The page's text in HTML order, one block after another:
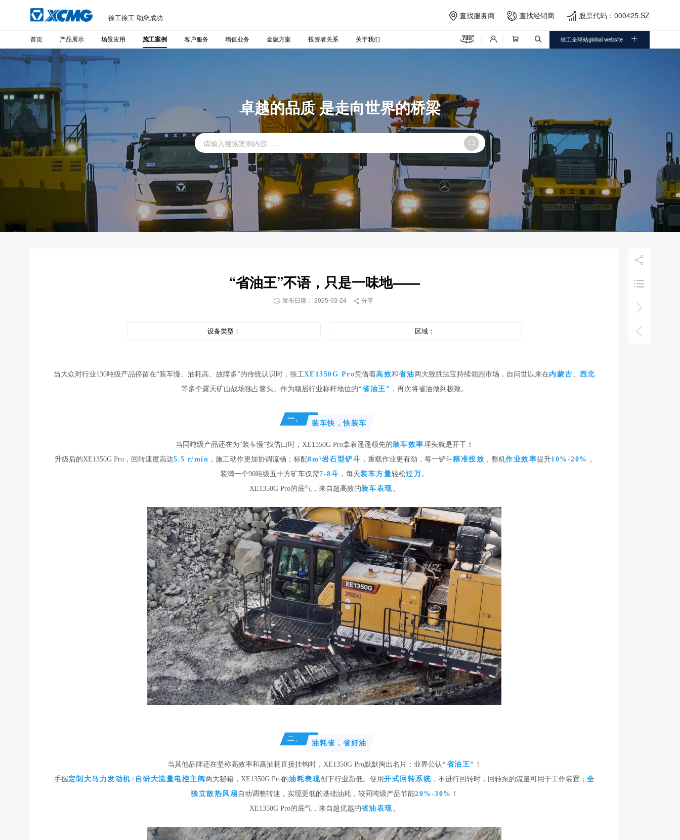
徐工徐工 助您成功  查找服务商  查找经销商  股票代码：000425.SZ
首页 产品展示 场景应用 施工案例 客户服务 增值业务 金融方案 投资者关系 关于我们     徐工全球站global website 
卓越的品质 是走向世界的桥梁





“省油王”不语，只是一味地——
 发布日期： 2025-03-24  分享
设备类型： 区域：
当大众对行业130吨级产品停留在“装车慢、油耗高、故障多”的传统认识时，徐工XE1350G Pro凭借着高效和省油两大致胜法宝持续领跑市场，自问世以来在内蒙古 、 西北
等多个露天矿山战场独占鳌头。作为稳居行业标杆地位的“省油王” ，再次将省油做到极致。
一、
装车快，快装车
当同吨级产品还在为“装车慢”找借口时，XE1350G Pro拿着遥遥领先的装车效率埋头就是开干！
升级后的XE1350G Pro，回转速度高达5.5 r/min ，施工动作更加协调流畅；标配8m³岩石型铲斗 ，重载作业更有劲，每一铲斗精准投放 ，整机作业效率提升10%-20% ，
装满一个90吨级五十方矿车仅需7-8斗 ，每天装车方量轻松过万。
XE1350G Pro的底气，来自超高效的装车表现。
二、
油耗省，省好油
当其他品牌还在坚称高效率和高油耗直接挂钩时，XE1350G Pro默默掏出名片：业界公认“省油王” ！
手握定制大马力发动机+自研大流量电控主阀 两大秘籍，XE1350G Pro的油耗表现创下行业新低。使用开式回转系统 ，不进行回转时，回转泵的流量可用于工作装置；全
独立散热风扇 自动调整转速，实现更低的基础油耗，较同吨级产品节能20%-30% ！
XE1350G Pro的底气，来自超优越的省油表现。